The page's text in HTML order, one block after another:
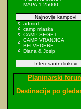
MAPA,1:25000
Najnovije kampovi
admin1
camp mlaska
CAMP SEGET
CAMP VRANJICA
BELVEDERE
Diana & Josip
Interesantni linkovi
Planinarski
Destinacije po